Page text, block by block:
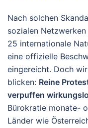
Nach solchen
sozialen
25 internationale
eine offizielle
eingereicht. Doch
blicken: Reine
verpuffen
Bürokratie monate-
Länder wie